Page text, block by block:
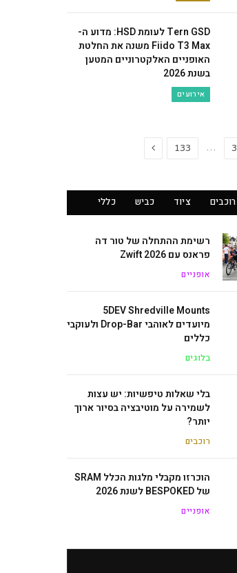
Tern GSD לעומת HSD: מדוע ה-
Fiido T3 Max משנה את החלטת
האופניים האלקטרוניים המטען
בשנת 2026
אירועים
3
…
133
Next
רוכבים ציוד כביש כללי
רשימת ההתחלה של טור דה
פראנס עם Zwift 2026
אופניים
5DEV Shredville Mounts
מיועדים לאוהבי Drop-Bar ולעוקבי
כללים
בלוגים
בלי שאלות טיפשיות: יש עצות
לשמירה על מוטיבציה בסיור ארוך
יותר?
רוכבים
הוכרזו מקבלי מלגות הכלל SRAM
של BESPOKED לשנת 2026
אופניים